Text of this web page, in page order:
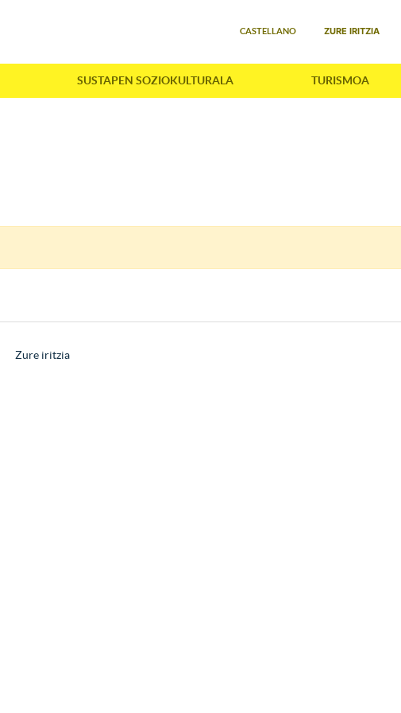
CASTELLANO ZURE IRITZIA
SUSTAPEN SOZIOKULTURALA TURISMOA
Zure iritzia